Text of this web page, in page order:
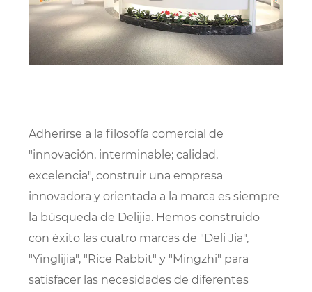
Adherirse a la filosofía comercial de
"innovación, interminable; calidad,
excelencia", construir una empresa
innovadora y orientada a la marca es siempre
la búsqueda de Delijia. Hemos construido
con éxito las cuatro marcas de "Deli Jia",
"Yinglijia", "Rice Rabbit" y "Mingzhi" para
satisfacer las necesidades de diferentes